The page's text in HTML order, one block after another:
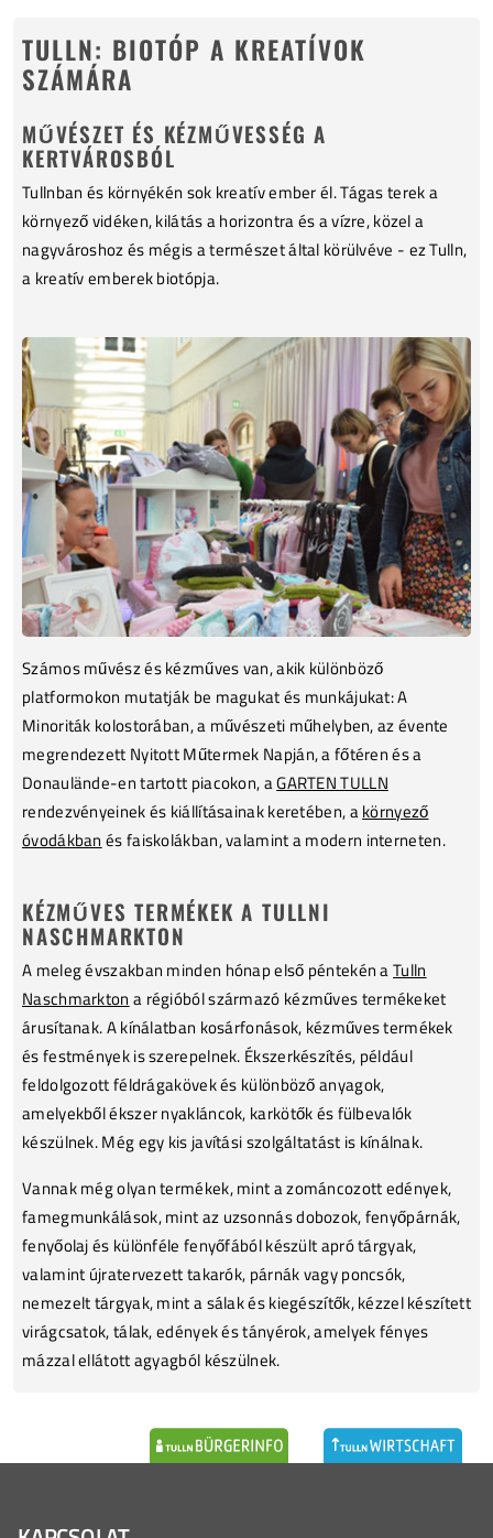
TULLN: BIOTÓP A KREATÍVOK
SZÁMÁRA
MŰVÉSZET ÉS KÉZMŰVESSÉG A
KERTVÁROSBÓL
Tullnban és környékén sok kreatív ember él. Tágas terek a
környező vidéken, kilátás a horizontra és a vízre, közel a
nagyvároshoz és mégis a természet által körülvéve - ez Tulln,
a kreatív emberek biotópja.
Számos művész és kézműves van, akik különböző
platformokon mutatják be magukat és munkájukat: A
Minoriták kolostorában, a művészeti műhelyben, az évente
megrendezett Nyitott Műtermek Napján, a főtéren és a
Donaulände-en tartott piacokon, aGARTEN TULLN
rendezvényeinek és kiállításainak keretében, akörnyező
óvodákban és faiskolákban, valamint a modern interneten.
KÉZMŰVES TERMÉKEK A TULLNI
NASCHMARKTON
A meleg évszakban minden hónap első péntekén aTulln
Naschmarkton a régióból származó kézműves termékeket
árusítanak. A kínálatban kosárfonások, kézműves termékek
és festmények is szerepelnek. Ékszerkészítés, például
feldolgozott féldrágakövek és különböző anyagok,
amelyekből ékszer nyakláncok, karkötők és fülbevalók
készülnek. Még egy kis javítási szolgáltatást is kínálnak.
Vannak még olyan termékek, mint a zománcozott edények,
famegmunkálások, mint az uzsonnás dobozok, fenyőpárnák,
fenyőolaj és különféle fenyőfából készült apró tárgyak,
valamint újratervezett takarók, párnák vagy poncsók,
nemezelt tárgyak, mint a sálak és kiegészítők, kézzel készített
virágcsatok, tálak, edények és tányérok, amelyek fényes
mázzal ellátott agyagból készülnek.